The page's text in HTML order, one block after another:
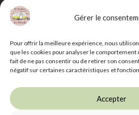
Gérer le
Pour offrir la meilleure expérience, nous
que les cookies pour analyser le comportement
fait de ne pas consentir ou de retirer son
négatif sur certaines caractéristiques et
Accepter